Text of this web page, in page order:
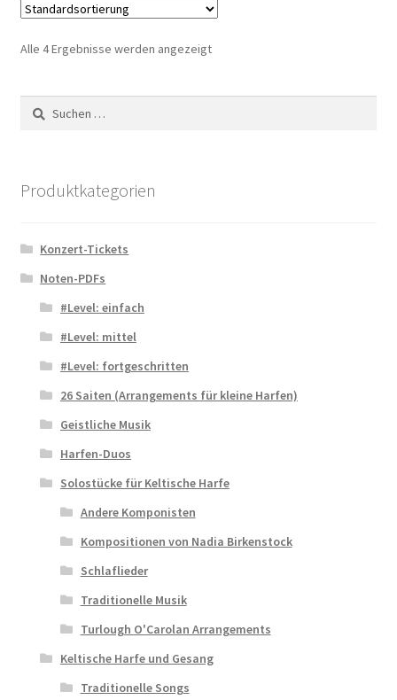
Alle 4 Ergebnisse werden angezeigt
Suchen
nach:
Produktkategorien
Konzert-Tickets
Noten-PDFs
#Level: einfach
#Level: mittel
#Level: fortgeschritten
26 Saiten (Arrangements für kleine Harfen)
Geistliche Musik
Harfen-Duos
Solostücke für Keltische Harfe
Andere Komponisten
Kompositionen von Nadia Birkenstock
Schlaflieder
Traditionelle Musik
Turlough O'Carolan Arrangements
Keltische Harfe und Gesang
Traditionelle Songs